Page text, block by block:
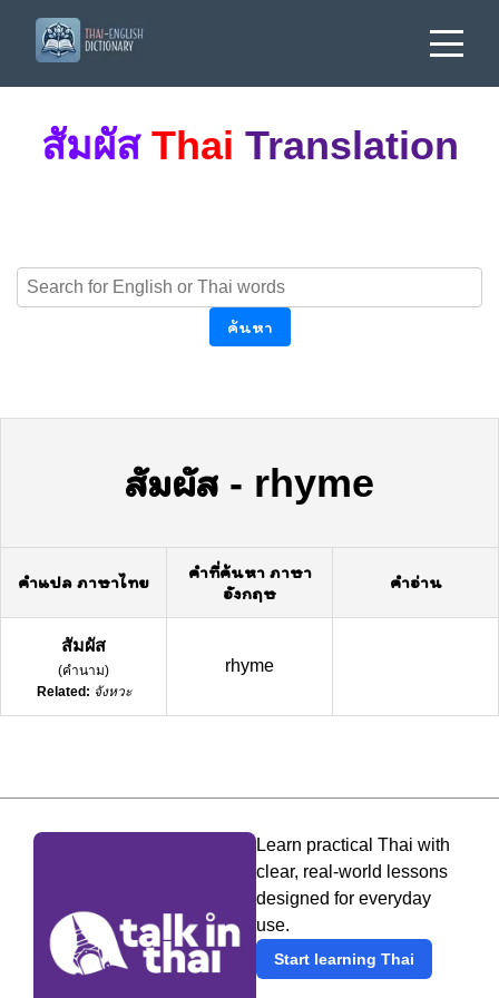
สัมผัส Thai Translation
ค้นหา
สัมผัส - rhyme
คำแปล ภาษาไทย
คำที่ค้นหา ภาษา
อังกฤษ
คำอ่าน
สัมผัส
(คำนาม)
Related: จังหวะ
rhyme
Learn practical Thai with
clear, real-world lessons
designed for everyday
use.
Start learning Thai